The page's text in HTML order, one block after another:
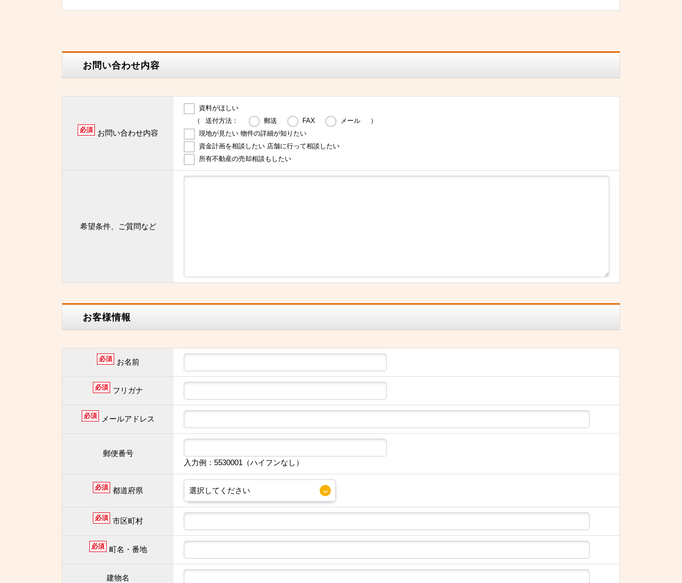
お問い合わせ内容
必須 お問い合わせ内容
資料がほしい
（
送付方法： 郵送 FAX メール
）
現地が見たい 物件の詳細が知りたい
資金計画を相談したい 店舗に行って相談したい
所有不動産の売却相談もしたい
希望条件、ご質問など
お客様情報
必須 お名前
必須 フリガナ
必須 メールアドレス
郵便番号
入力例：5530001（ハイフンなし）
必須 都道府県
必須 市区町村
必須 町名・番地
建物名